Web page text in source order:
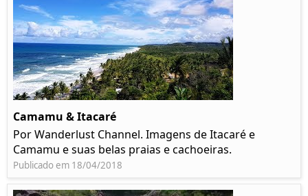
Camamu & Itacaré
Por Wanderlust Channel. Imagens de Itacaré e
Camamu e suas belas praias e cachoeiras.
Publicado em 18/04/2018